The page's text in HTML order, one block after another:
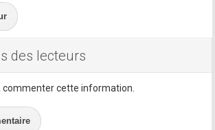
des lecteurs
commenter cette information.